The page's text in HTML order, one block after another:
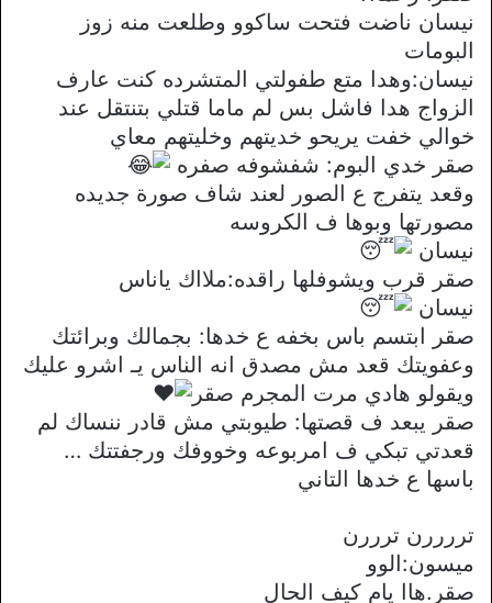
نيسان ناضت فتحت ساكوو وطلعت منه زوز
البومات
نيسان:وهدا متع طفولتي المتشرده كنت عارف
الزواج هدا فاشل بس لم ماما قتلي بتنتقل عند
خوالي خفت يريحو خديتهم وخليتهم معاي
صقر خدي البوم: شفشوفه صفره
وقعد يتفرج ع الصور لعند شاف صورة جديده
مصورتها وبوها ف الكروسه
نيسان
صقر قرب ويشوفلها راقده:ملااك ياناس
نيسان
صقر ابتسم باس بخفه ع خدها: بجمالك وبرائتك
وعفويتك قعد مش مصدق انه الناس يـ اشرو عليك
ويقولو هادي مرت المجرم صقر
صقر يبعد ف قصتها: طيوبتي مش قادر ننساك لم
قعدتي تبكي ف امربوعه وخووفك ورجفتتك …
باسها ع خدها التاني
تررررن ترررن
ميسون:الوو
صقر.هاا يام كيف الحال